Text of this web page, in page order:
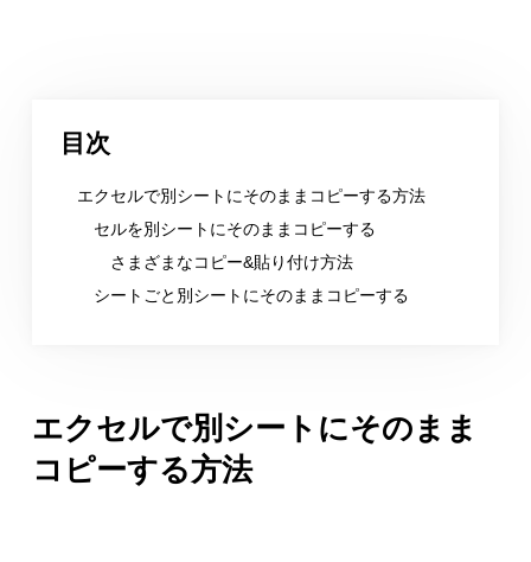
目次
エクセルで別シートにそのままコピーする方法
セルを別シートにそのままコピーする
さまざまなコピー&貼り付け方法
シートごと別シートにそのままコピーする
エクセルで別シートにそのまま
コピーする方法